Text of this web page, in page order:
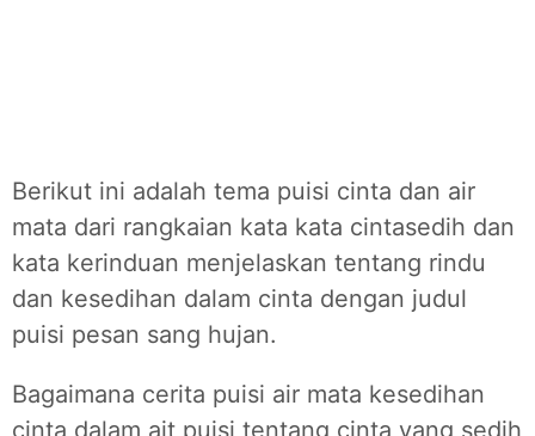
Berikut ini adalah tema puisi cinta dan air
mata dari rangkaian kata kata cintasedih dan
kata kerinduan menjelaskan tentang rindu
dan kesedihan dalam cinta dengan judul
puisi pesan sang hujan.
Bagaimana cerita puisi air mata kesedihan